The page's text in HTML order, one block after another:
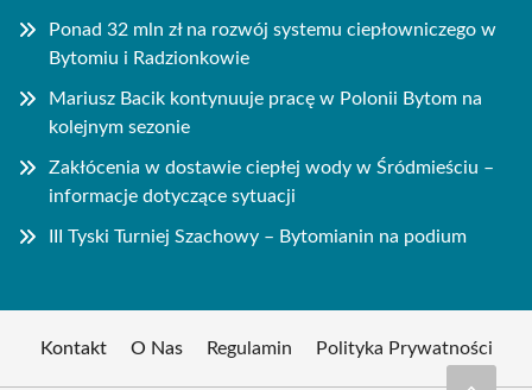
Ponad 32 mln zł na rozwój systemu ciepłowniczego w
Bytomiu i Radzionkowie
Mariusz Bacik kontynuuje pracę w Polonii Bytom na
kolejnym sezonie
Zakłócenia w dostawie ciepłej wody w Śródmieściu –
informacje dotyczące sytuacji
III Tyski Turniej Szachowy – Bytomianin na podium
Kontakt O Nas Regulamin Polityka Prywatności